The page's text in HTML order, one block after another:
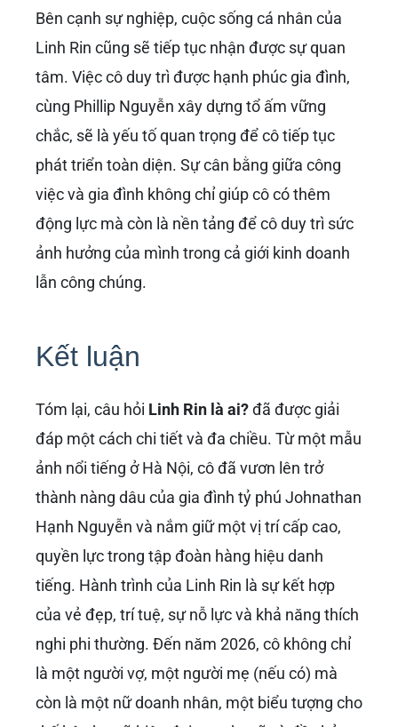
nhiều bạn trẻ khác về việc theo đuổi đam mê,
phát triển bản thân và cân bằng giữa sự
nghiệp và cuộc sống cá nhân.
Tầm nhìn và định hướng phát triển
của Linh Rin trong tương lai
Với vị trí cấp cao trong tập đoàn, Linh Rin chắc
chắn sẽ tiếp tục đóng góp vào sự phát triển và
mở rộng của IPPG. Có thể cô sẽ tập trung vào
các lĩnh vực liên quan đến thời trang, làm đẹp,
hướng thị trường và sự nhạy bén trong kinh
những đột phá mới cho tập đoàn. Chúng ta
hoàn toàn có thể kỳ vọng vào những dự án,
chiến lược mới mẻ do cô khởi xướng hoặc
tham gia điều hành trong tương lai.
Bên cạnh sự nghiệp, cuộc sống cá nhân của
Linh Rin cũng sẽ tiếp tục nhận được sự quan
tâm. Việc cô duy trì được hạnh phúc gia đình,
cùng Phillip Nguyễn xây dựng tổ ấm vững
chắc, sẽ là yếu tố quan trọng để cô tiếp tục
phát triển toàn diện. Sự cân bằng giữa công